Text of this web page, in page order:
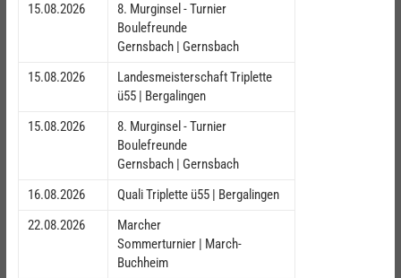
15.08.2026
8. Murginsel - Turnier
Boulefreunde
Gernsbach | Gernsbach
15.08.2026
Landesmeisterschaft Triplette
ü55 | Bergalingen
15.08.2026
8. Murginsel - Turnier
Boulefreunde
Gernsbach | Gernsbach
16.08.2026
Quali Triplette ü55 | Bergalingen
22.08.2026
Marcher
Sommerturnier | March-
Buchheim